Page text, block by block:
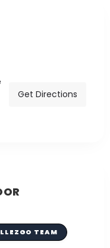
Get Directions
TEAM